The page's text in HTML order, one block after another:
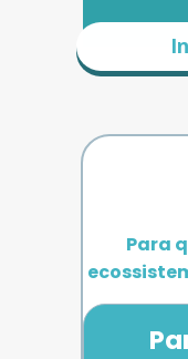
Para